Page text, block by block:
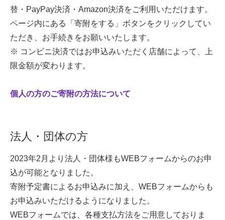
替・PayPay決済・Amazon決済をご利用いただけます。
ページ内にある「寄附をする」ボタンをクリックしてい
ただき、お手続きをお願いいたします。
※ コンビニ決済ではお申込みいただく店舗によって、上
限金額が変わります。
個人の方のご寄附の方法について
法人・団体の方
2023年2月より法人・団体様もWEBフォームからのお申
込が可能となりました。
寄附予定書によるお申込みに加え、WEBフォームからも
お申込みいただけるようになりました。
WEBフォームでは、各種支払方法をご用意しておりま